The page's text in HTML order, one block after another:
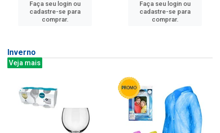
Faça seu login ou
cadastre-se para
comprar.
Faça seu login ou
cadastre-se para
comprar.
Inverno
Veja mais